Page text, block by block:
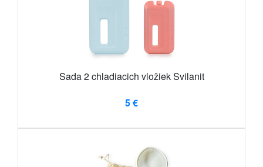
Sada 2 chladiacich vložiek Svilanit
5 €